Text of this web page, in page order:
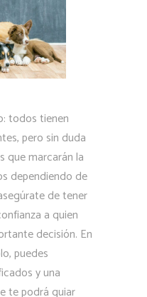
todos tienen
pero sin duda
que marcarán la
dependiendo de
de tener
a quien
decisión. En
puedes
y una
te podrá guiar